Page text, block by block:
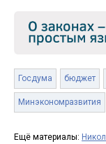
Госдума бюджет
Минэкономразвития
Ещё материалы: